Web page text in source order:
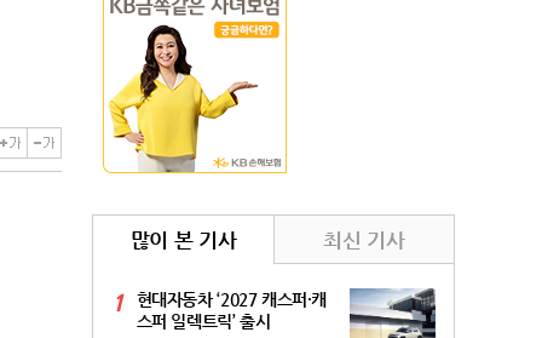
많이 본 기사 최신 기사
1
현대자동차 ‘2027 캐스퍼·캐
스퍼 일렉트릭’ 출시